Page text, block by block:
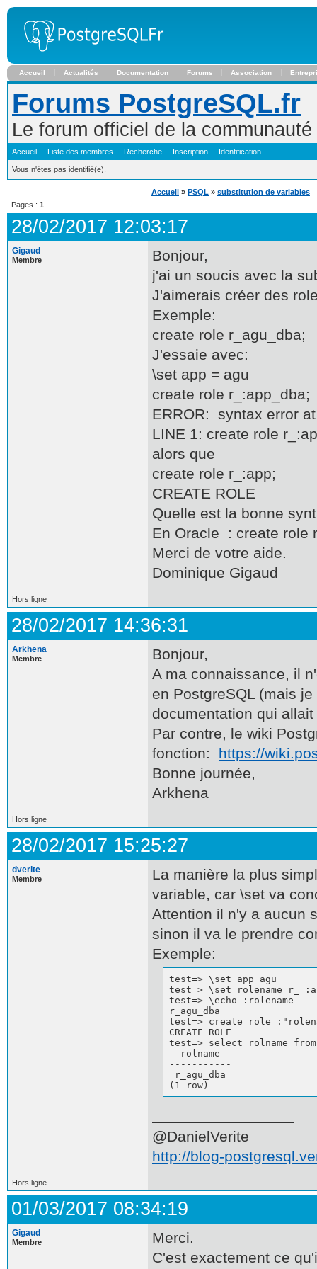
Accueil Actualités Documentation Forums Association
Forums PostgreSQL.fr
Le forum officiel de la
Accueil Liste des membres Recherche Inscription Identification
Vous n'êtes pas identifié(e).
Accueil » PSQL » substitution de variables
Pages : 1
28/02/2017 12:03:17
Gigaud
Membre
Bonjour,
j'ai un soucis avec la
J'aimerais créer des
Exemple:
create role r_agu_dba;
J'essaie avec:
\set app = agu
create role r_:app_dba;
ERROR: syntax error
LINE 1: create role
alors que
create role r_:app;
CREATE ROLE
Quelle est la bonne
En Oracle : create role
Merci de votre aide.
Dominique Gigaud
Hors ligne
28/02/2017 14:36:31
Arkhena
Membre
Bonjour,
A ma connaissance, il
en PostgreSQL (mais
documentation qui
Par contre, le wiki
fonction: https://
Bonne journée,
Arkhena
Hors ligne
28/02/2017 15:25:27
dverite
Membre
La manière la plus
variable, car \set va
Attention il n'y a aucun
sinon il va le prendre
Exemple:
test=> \set app agu
test=> \set rolename r_
test=> \echo :rolename
r_agu_dba
test=> create role
CREATE ROLE
test=> select rolname
  rolname
-----------
r_agu_dba
(1 row)
@DanielVerite
http://blog-
Hors ligne
01/03/2017 08:34:19
Gigaud
Membre
Merci.
C'est exactement ce